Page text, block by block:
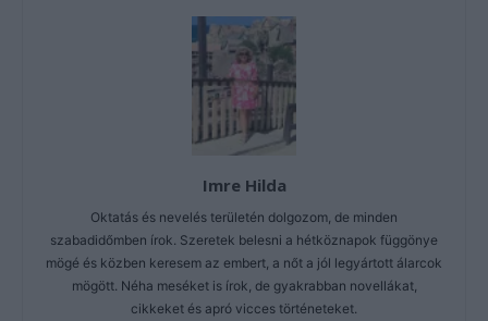
Imre Hilda
Oktatás és nevelés területén dolgozom, de minden
szabadidőmben írok. Szeretek belesni a hétköznapok függönye
mögé és közben keresem az embert, a nőt a jól legyártott álarcok
mögött. Néha meséket is írok, de gyakrabban novellákat,
cikkeket és apró vicces történeteket.